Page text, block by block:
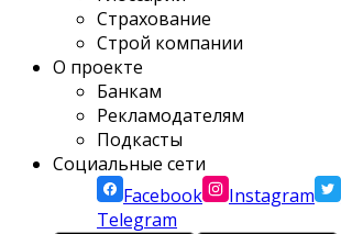
Страхование
Строй компании
О проекте
Банкам
Рекламодателям
Подкасты
Социальные сети
Facebook
Instagram
Telegram